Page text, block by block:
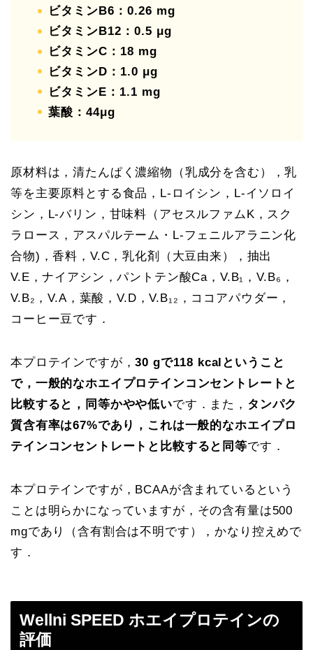
ビタミンB6：0.26 mg
ビタミンB12：0.5 μg
ビタミンC：18 mg
ビタミンD：1.0 μg
ビタミンE：1.1 mg
葉酸：44μg
原材料は，清たんぱく濃縮物（乳成分を含む），乳
等を主要原料とする食品，L-ロイシン，L-イソロイ
シン，L-バリン，甘味料（アセスルファムK，スク
ラロース，アスパルテーム・L-フェニルアラニン化
合物)，香料，V.C，乳化剤（大豆由来），抽出
V.E，ナイアシン，パントテン酸Ca，V.B₁，V.B₆，
V.B₂，V.A，葉酸，V.D，V.B₁₂，ココアパウダー，
コーヒー豆です．
本プロテインですが，30 gで118 kcalということ
で， 一般的なホエイプロテインコンセントレートと
比較すると，同等かやや低いです．また， タンパク
質含有率は67%であり，これは一般的なホエイプロ
テインコンセントレートと比較すると同等です．
本プロテインですが，BCAAが含まれているという
ことは明らかになっていますが，その含有量は500
mgであり（含有割合は不明です），かなり控えめで
す．
Wellni SPEED ホエイプロテインの
評価